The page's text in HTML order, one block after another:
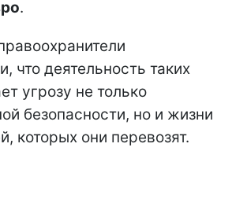
.
что деятельность таких
угрозу не только
безопасности, но и жизни
которых они перевозят.